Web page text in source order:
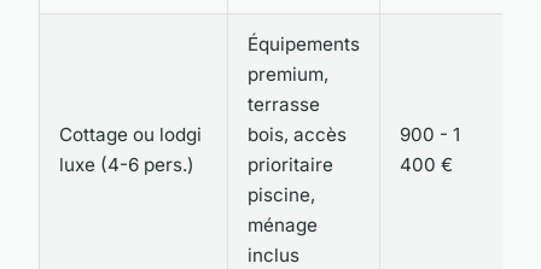
Cottage ou lodgi
luxe (4-6 pers.)
Équipements
premium,
terrasse
bois, accès
prioritaire
piscine,
ménage
inclus
900 - 1
400 €